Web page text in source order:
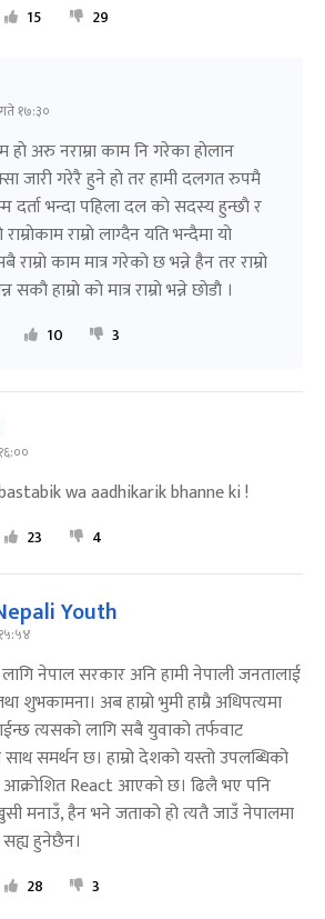
15 29
१७:३०
हाे अरु नराम्रा काम नि गरेका हाेलान
जारी गरेरै हुने हाे तर हामी दलगत रुपमै
दर्ता भन्दा पहिला दल काे सदस्य हुन्छाै र
राम्राे लाग्दैन यति भन्दैमा याे
काम मात्र गरेकाे छ भन्ने हैन तर राम्राे
सकाै हाम्राे काे मात्र राम्राे भन्ने छाेडाै ।
10 3
wa aadhikarik bhanne ki !
23 4
Youth
नेपाल सरकार अनि हामी नेपाली जनतालाई
शुभकामना। अब हाम्रो भुमी हाम्रै अधिपत्यमा
त्यसको लागि सबै युवाको तर्फवाट
समर्थन छ। हाम्रो देशको यस्तो उपलब्धिको
आक्रोशित React आएको छ। ढिलै भए पनि
मनाउँ, हैन भने जताको हो त्यतै जाउँ नेपालमा
सह्य हुनेछैन।
28 3